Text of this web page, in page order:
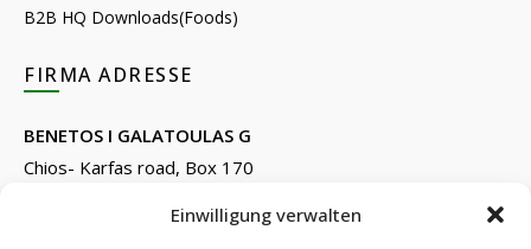
Einwilligung verwalten
B2B HQ Downloads(Foods)
FIRMA ADRESSE
BENETOS I GALATOULAS G
Chios- Karfas road, Box 170
Phone: +30 22710 22666